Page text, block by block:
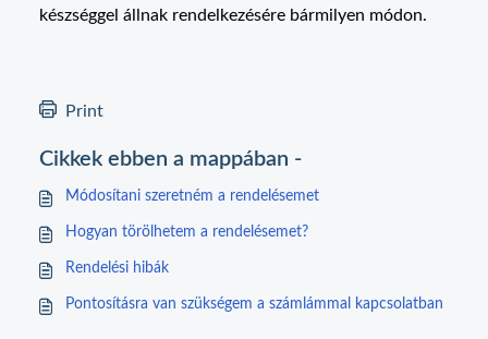
készséggel állnak rendelkezésére bármilyen módon.
Print
Cikkek ebben a mappában -
Módosítani szeretném a rendelésemet
Hogyan törölhetem a rendelésemet?
Rendelési hibák
Pontosításra van szükségem a számlámmal kapcsolatban